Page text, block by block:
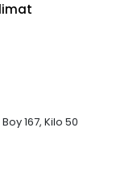
167, Kilo 50